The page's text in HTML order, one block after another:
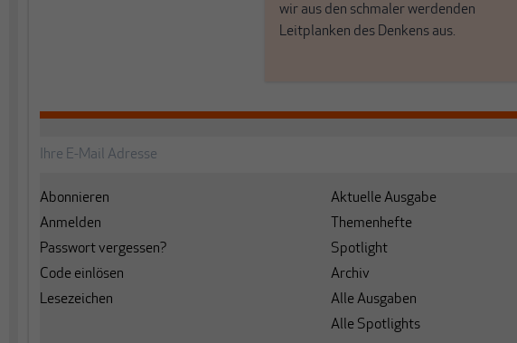
wir aus den schmaler werdenden
Leitplanken des Denkens aus.
Abonnieren
Anmelden
Passwort vergessen?
Code einlösen
Lesezeichen
Aktuelle Ausgabe
Themenhefte
Spotlight
Archiv
Alle Ausgaben
Alle Spotlights